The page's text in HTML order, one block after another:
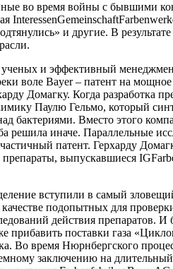
во время войны с бывшими
и другие. В
и эффективный
Bayer – патент на мощное
Домагку. Когда разработка
Паулю Гельмо, который
бактериями. Вместо этого
решила иначе. Параллельные
патент. Герхарду
выпускавшиеся
вступили в самый
подопытных для
действия препаратов. И
поставки газа
Во время Нюрнбергского
заключению на